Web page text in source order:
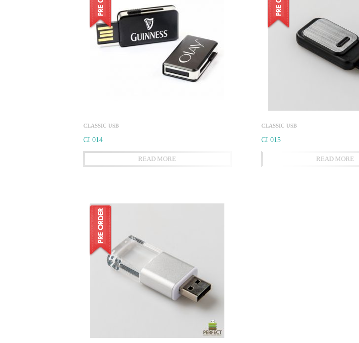
CLASSIC USB
CI 014
READ MORE
CLASSIC USB
CI 015
READ MORE